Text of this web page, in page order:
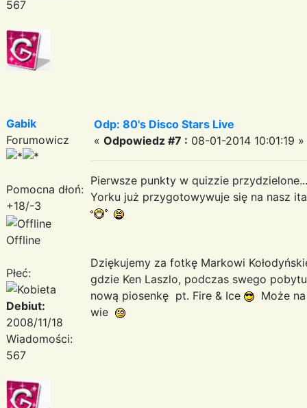
567
Gabik
Forumowicz
Pomocna dłoń:
+18/-3
Offline
Płeć:
Debiut:
2008/11/18
Wiadomości:
567
Odp: 80's Disco Stars Live
« Odpowiedz #7 : 08-01-2014 10:01:19 »
Pierwsze punkty w quizzie
Yorku już przygotowywuje się na nasz
Dziękujemy za fotkę Markowi
gdzie Ken Laszlo, podczas swego
nową piosenkę pt. Fire & Ice
Może
wie